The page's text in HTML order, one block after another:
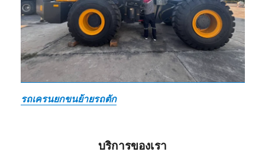
รถเครนยกขนย้ายรถตัก
บริการของเรา